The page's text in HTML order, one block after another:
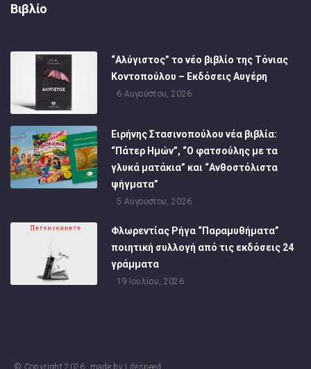
Βιβλίο
“Αλύγιστος” το νέο βιβλίο της Τόνιας
Κοντοπούλου – Εκδόσεις Αυγέρη
6 Αυγούστου, 2026
Ειρήνης Στασινοπούλου νέα βιβλία:
“Πάτερ Ημών”, “Ο φατσούλης με τα
γλυκά ματάκια” και “Ανθοστόλιστα
ψήγματα”
5 Αυγούστου, 2026
Φλωρεντίας Ρήγα “Παραμυθήματα”
ποιητική συλλογή από τις εκδόσεις 24
γράμματα
19 Ιουλίου, 2026
© Copyright2026 , made by Lifespeed